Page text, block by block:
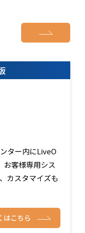
ター内にLiveO
お客様専用シス
カスタマイズも
はこちら